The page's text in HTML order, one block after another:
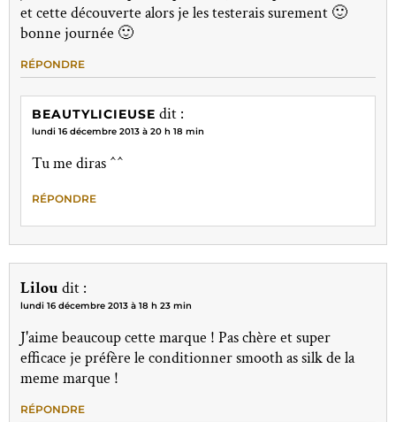
et cette découverte alors je les testerais surement 🙂
bonne journée 🙂
RÉPONDRE
BEAUTYLICIEUSE dit :
lundi 16 décembre 2013 à 20 h 18 min
Tu me diras ^^
RÉPONDRE
Lilou dit :
lundi 16 décembre 2013 à 18 h 23 min
J'aime beaucoup cette marque ! Pas chère et super
efficace je préfère le conditionner smooth as silk de la
meme marque !
RÉPONDRE